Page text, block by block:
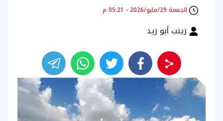
الجمعة 29/مايو/2026 - 05:21 م
زينب أبو زيد